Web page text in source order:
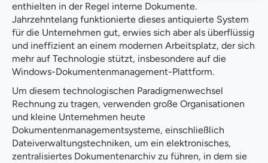
enthielten in der Regel interne Dokumente.
Jahrzehntelang funktionierte dieses antiquierte System
für die Unternehmen gut, erwies sich aber als überflüssig
und ineffizient an einem modernen Arbeitsplatz, der sich
mehr auf Technologie stützt, insbesondere auf die
Windows-Dokumentenmanagement-Plattform.
Um diesem technologischen Paradigmenwechsel
Rechnung zu tragen, verwenden große Organisationen
und kleine Unternehmen heute
Dokumentenmanagementsysteme, einschließlich
Dateiverwaltungstechniken, um ein elektronisches,
zentralisiertes Dokumentenarchiv zu führen, in dem sie